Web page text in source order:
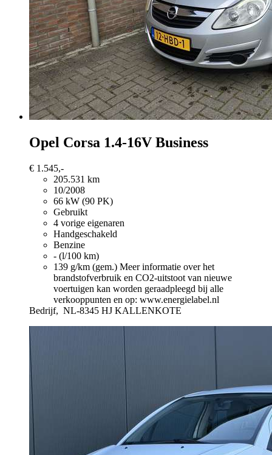
Opel Corsa 1.4-16V Business
€ 1.545,-
205.531 km
10/2008
66 kW (90 PK)
Gebruikt
4 vorige eigenaren
Handgeschakeld
Benzine
- (l/100 km)
139 g/km (gem.) Meer informatie over het
brandstofverbruik en CO2-uitstoot van nieuwe
voertuigen kan worden geraadpleegd bij alle
verkooppunten en op: www.energielabel.nl
Bedrijf, NL-8345 HJ KALLENKOTE